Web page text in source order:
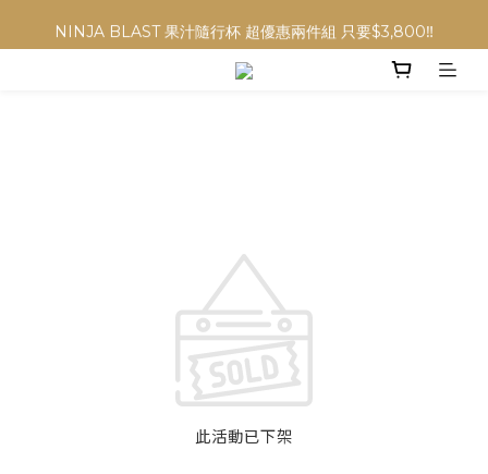
NINJA BLAST 果汁隨行杯 超優惠兩件組 只要$3,800‼️
NINJA BLAST 果汁隨行杯 超優惠兩件組 只要$3,800‼️
此活動已下架